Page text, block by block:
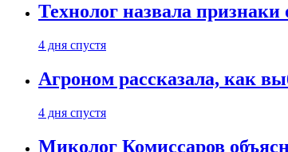
Технолог назвала
4 дня спустя
Агроном рассказала, как
4 дня спустя
Миколог Комиссаров